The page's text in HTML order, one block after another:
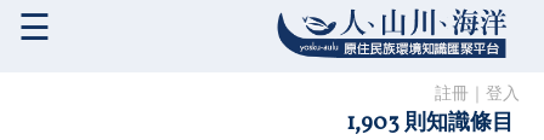
註冊 登入
1,903 則知識條目
☰